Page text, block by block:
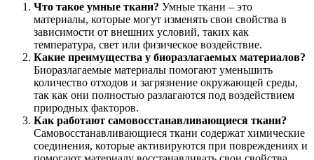
Что такое умные ткани? Умные ткани – это
материалы, которые могут изменять свои свойства в
зависимости от внешних условий, таких как
температура, свет или физическое воздействие.
Какие преимущества у биоразлагаемых материалов?
Биоразлагаемые материалы помогают уменьшить
количество отходов и загрязнение окружающей среды,
так как они полностью разлагаются под воздействием
природных факторов.
Как работают самовосстанавливающиеся ткани?
Самовосстанавливающиеся ткани содержат химические
соединения, которые активируются при повреждениях и